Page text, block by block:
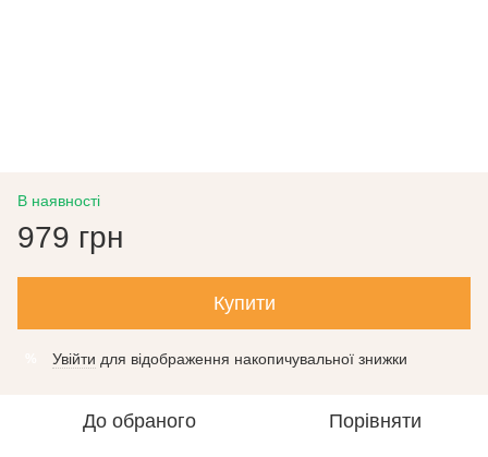
В наявності
979 грн
Купити
Увійти для відображення накопичувальної знижки
До обраного Порівняти